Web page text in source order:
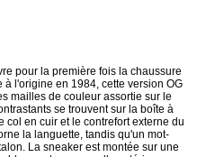
pour la première fois la chaussure
l'origine en 1984, cette version OG
mailles de couleur assortie sur le
se trouvent sur la boîte à
en cuir et le contrefort externe du
la languette, tandis qu'un mot-
La sneaker est montée sur une